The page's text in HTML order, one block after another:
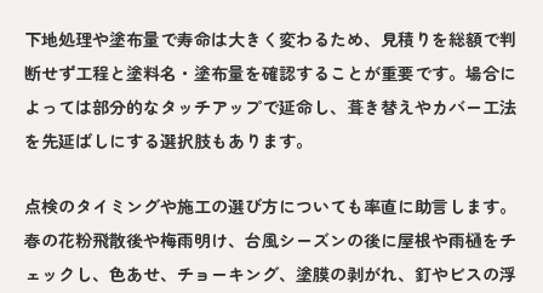
下地処理や塗布量で寿命は大きく変わるため、見積りを総額で判
断せず工程と塗料名・塗布量を確認することが重要です。場合に
よっては部分的なタッチアップで延命し、葺き替えやカバー工法
を先延ばしにする選択肢もあります。
点検のタイミングや施工の選び方についても率直に助言します。
春の花粉飛散後や梅雨明け、台風シーズンの後に屋根や雨樋をチ
ェックし、色あせ、チョーキング、塗膜の剥がれ、釘やビスの浮